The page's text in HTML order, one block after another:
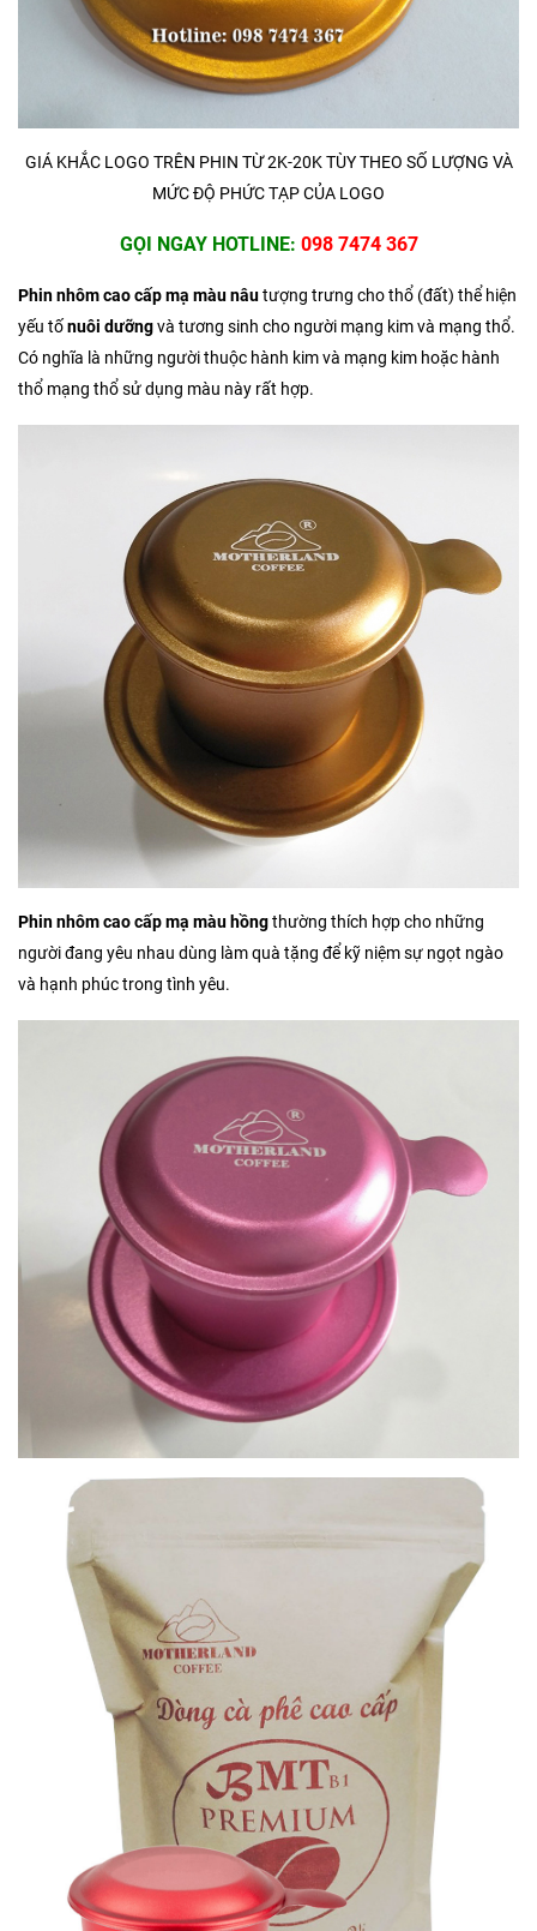
GIÁ KHẮC LOGO TRÊN PHIN TỪ 2K-20K TÙY THEO SỐ LƯỢNG VÀ
MỨC ĐỘ PHỨC TẠP CỦA LOGO
GỌI NGAY HOTLINE: 098 7474 367
Phin nhôm cao cấp mạ màu nâutượng trưng cho thổ (đất) thể hiện
yếu tốnuôi dưỡngvà tương sinh cho người mạng kim và mạng thổ.
Có nghĩa là những người thuộc hành kim và mạng kim hoặc hành
thổ mạng thổ sử dụng màu này rất hợp.
Phin nhôm cao cấp mạ màu hồngthường thích hợp cho những
người đang yêu nhau dùng làm quà tặng để kỹ niệm sự ngọt ngào
và hạnh phúc trong tình yêu.